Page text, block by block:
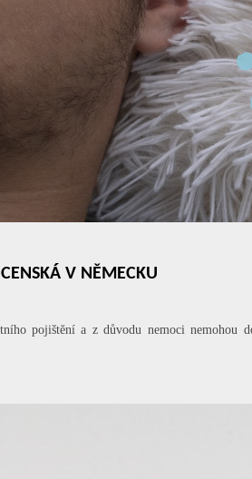
V NĚMECKU
pojištění a z důvodu nemoci nemohou